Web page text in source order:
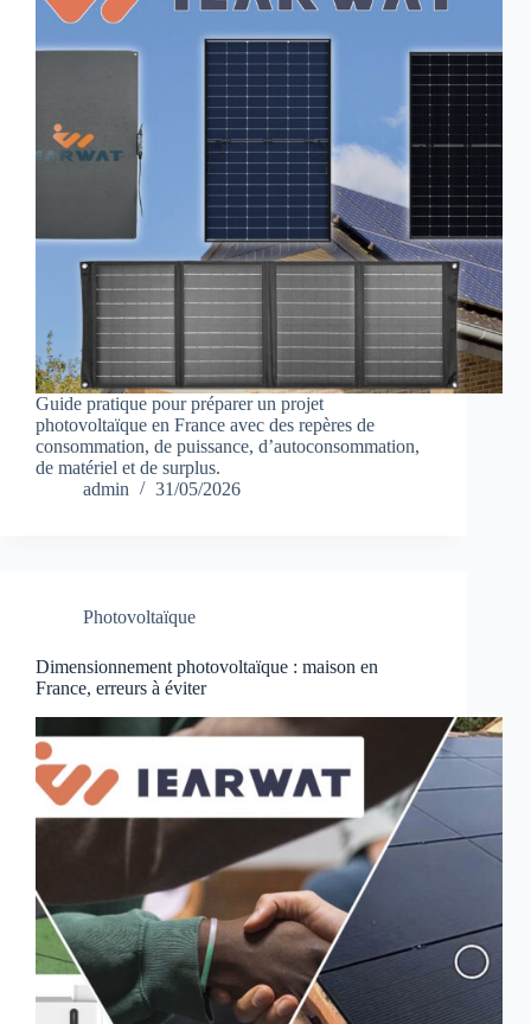
Guide pratique pour préparer un projet
photovoltaïque en France avec des repères de
consommation, de puissance, d’autoconsommation,
de matériel et de surplus.
admin
31/05/2026
Photovoltaïque
Dimensionnement photovoltaïque : maison en
France, erreurs à éviter